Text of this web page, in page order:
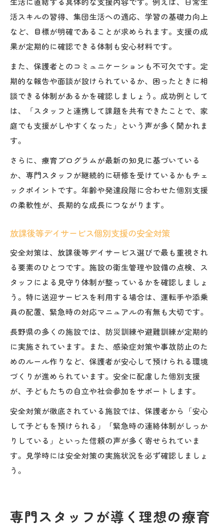
活スキルの習得、集団生活への適応、学習の基礎力向上
など、目標が明確であることが求められます。支援の成
果が定期的に確認できる体制も安心材料です。
また、保護者とのコミュニケーションも不可欠です。定
期的な報告や面談が設けられているか、困ったときに相
談できる体制があるかを確認しましょう。成功例として
は、「スタッフと連携して課題を共有できたことで、家
庭でも支援がしやすくなった」という声が多く聞かれま
す。
さらに、療育プログラムが最新の知見に基づいている
か、専門スタッフが継続的に研修を受けているかもチェ
ックポイントです。年齢や発達段階に合わせた個別支援
の柔軟性が、長期的な成長につながります。
放課後等デイサービス個別支援の安全対策
安全対策は、放課後等デイサービス選びで最も重視され
る要素のひとつです。施設の衛生管理や設備の点検、ス
タッフによる見守り体制が整っているかを確認しましょ
う。特に送迎サービスを利用する場合は、運転手や添乗
員の配置、緊急時の対応マニュアルの有無も大切です。
長野県の多くの施設では、防災訓練や避難訓練が定期的
に実施されています。また、感染症対策や事故防止のた
めのルール作りなど、保護者が安心して預けられる環境
づくりが進められています。安全に配慮した個別支援
が、子どもたちの自立や社会参加をサポートします。
安全対策が徹底されている施設では、保護者から「安心
して子どもを預けられる」「緊急時の連絡体制がしっか
りしている」といった信頼の声が多く寄せられていま
す。見学時には安全対策の実施状況を必ず確認しましょ
う。
専門スタッフが導く理想の療育